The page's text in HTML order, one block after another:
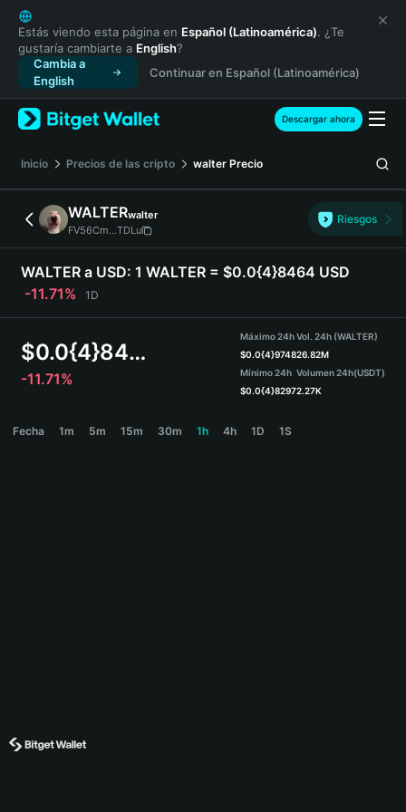
English
日本語
Tiếng Việt
Русский
Español (Latinoamérica)
Türkçe
Français
Deutsch
简体中文
繁體中文
Português (Portugal)
Bahasa Indonesia
ภาษาไทย
हिन्दी
Español
Português (Brasil)
Estás viendo esta página en Español (Latinoamérica). ¿Te
gustaría cambiarte a English?
Cambia a
English
Continuar en Español (Latinoamérica)
Descargar ahora
Inicio Precios de las cripto walter Precio
WALTERwalter
FV56Cm...TDLu
Riesgos
WALTER a USD: 1 WALTER = $0.0{4}8464 USD
-11.71%
1D
$0.0{4}8464
-11.71%
Máximo 24h
$0.0{4}9748
Mínimo 24h
$0.0{4}8297
Vol. 24h (WALTER)
26.82M
Volumen 24h(USDT)
2.27K
Fecha 1m 5m 15m 30m 1h 4h 1D 1S